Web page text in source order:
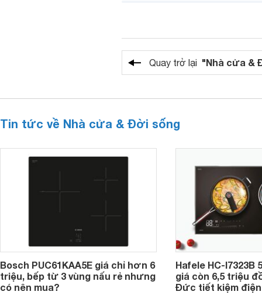
Quay trở lại "Nhà cửa &
Tin tức về Nhà cửa & Đời sống
Bosch PUC61KAA5E giá chỉ hơn 6
triệu, bếp từ 3 vùng nấu rẻ nhưng
có nên mua?
Hafele HC-I7323B
giá còn 6,5 triệu
Đức tiết kiệm